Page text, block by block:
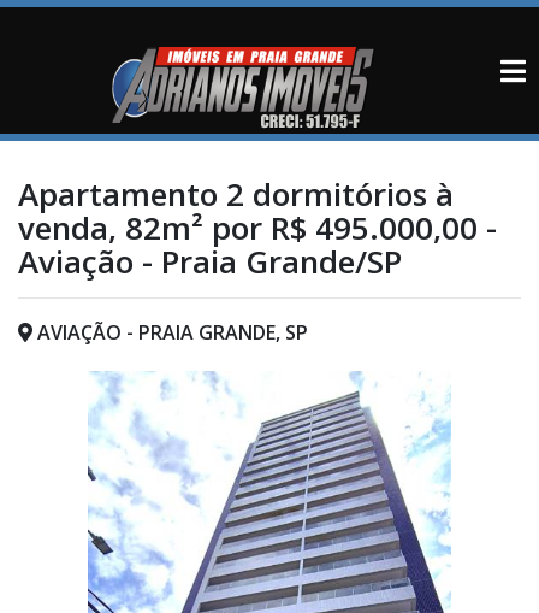
Apartamento 2 dormitórios à
venda, 82m² por R$ 495.000,00 -
Aviação - Praia Grande/SP
AVIAÇÃO - PRAIA GRANDE, SP